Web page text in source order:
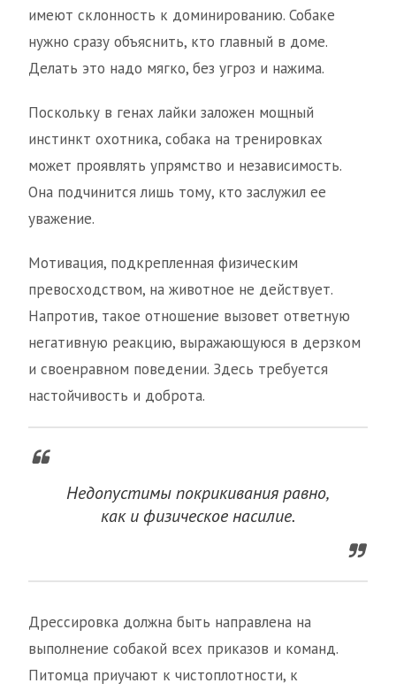
имеют склонность к доминированию. Собаке
нужно сразу объяснить, кто главный в доме.
Делать это надо мягко, без угроз и нажима.
Поскольку в генах лайки заложен мощный
инстинкт охотника, собака на тренировках
может проявлять упрямство и независимость.
Она подчинится лишь тому, кто заслужил ее
уважение.
Мотивация, подкрепленная физическим
превосходством, на животное не действует.
Напротив, такое отношение вызовет ответную
негативную реакцию, выражающуюся в дерзком
и своенравном поведении. Здесь требуется
настойчивость и доброта.
Недопустимы покрикивания равно,
как и физическое насилие.
Дрессировка должна быть направлена на
выполнение собакой всех приказов и команд.
Питомца приучают к чистоплотности, к